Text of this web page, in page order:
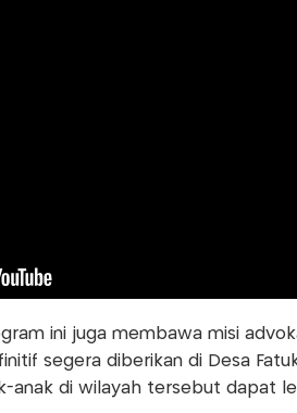
ini juga membawa misi
segera diberikan di Desa
anak di wilayah tersebut dapat